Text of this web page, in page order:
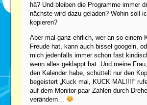
hä? Und bleiben die Programme immer
nächste wird dazu geladen? Wohin soll
kopieren?
Aber mal ganz ehrlich, wer an so einem
Freude hat, kann auch bissel googeln,
mich jedenfalls immer schon fast
wenn alles geklappt hat. Und meine
den Kalender habe, schüttelt nur den
begeistert „Kuck mal, KUCK MAL!!!!“
auf dem Monitor paar Zahlen durch
verändern…